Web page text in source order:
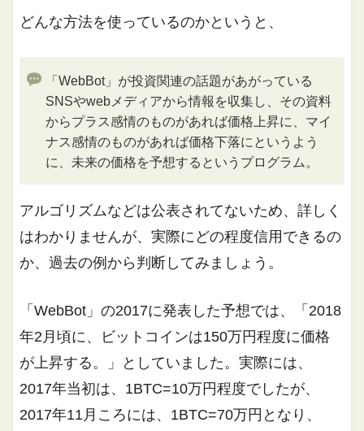
どんな方法を使っているのかというと、
「WebBot」が投資関連の話題があがっている
SNSやwebメディアから情報を収集し、その資料
からプラス感情のものがあれば価格上昇に、マイ
ナス感情のものがあれば価格下落にというよう
に、未来の価格を予想するというプログラム。
アルゴリズムなどは公表されてないため、詳しく
はわかりませんが、実際にどの程度信用できるの
か、過去の例から判断してみましょう。
「WebBot」の2017に発表した予想では、「2018
年2月頃に、ビットコインは150万円程度に価格
が上昇する。」としていました。実際には、
2017年当初は、1BTC=10万円程度でしたが、
2017年11月ころには、1BTC=70万円となり、